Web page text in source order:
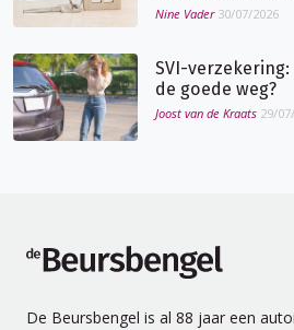
Nine Vader 30/07/2026
SVI-
de goede weg?
Joost van de Kraats 29/
De Beursbengel is al 88 jaar een